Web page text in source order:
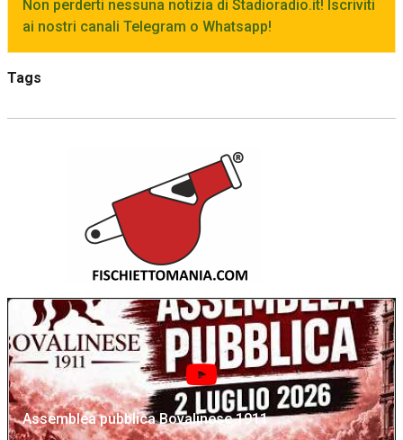
Non perderti nessuna notizia di Stadioradio.it! Iscriviti
ai nostri canali Telegram o Whatsapp!
Tags
Assemblea pubblica Bovalinese 1911